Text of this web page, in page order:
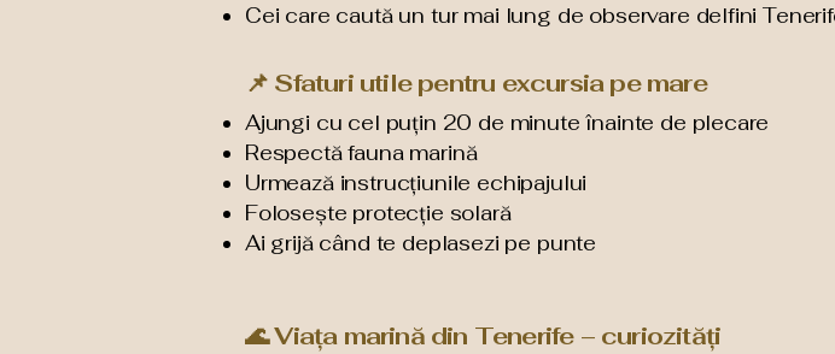
Cei care caută un tur mai lung de observare delfini
📌 Sfaturi utile pentru excursia pe mare
Ajungi cu cel puțin 20 de minute înainte de plecare
Respectă fauna marină
Urmează instrucțiunile echipajului
Folosește protecție solară
Ai grijă când te deplasezi pe punte
🌊 Viața marină din Tenerife – curiozități